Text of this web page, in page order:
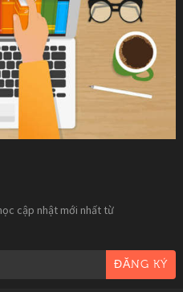
cập nhật mới nhất từ
ĐĂNG KÝ